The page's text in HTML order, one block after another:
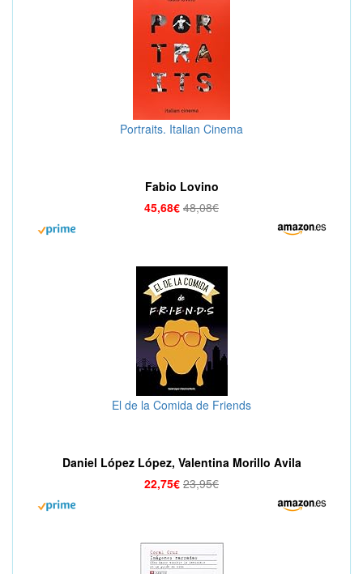
Portraits. Italian Cinema
Fabio Lovino
45,68€ 48,08€
El de la Comida de Friends
Daniel López López, Valentina Morillo Avila
22,75€ 23,95€